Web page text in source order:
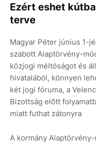
Ezért eshet
terve
Magyar Péter június 1-
szabott Alaptörvény-
közjogi méltóságot és
hivatalából, könnyen
két jogi fóruma, a
Bizottság előtt
miatt futhat zátonyra
A kormány